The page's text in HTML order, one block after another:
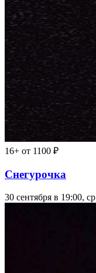
16+ от 1100 ₽
Снегурочка
30 сентября в 19:00, ср